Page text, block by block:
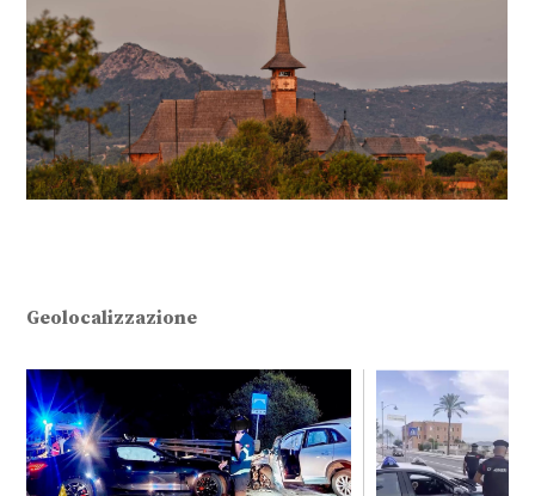
Geolocalizzazione